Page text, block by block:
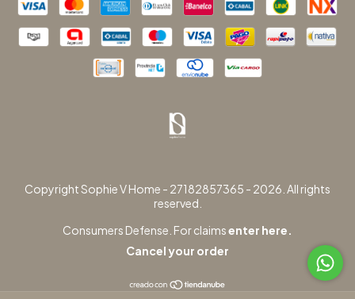
Copyright Sophie V Home - 27182857365 - 2026. All rights
reserved.
Consumers Defense. For claimsenter here.
Cancel your order